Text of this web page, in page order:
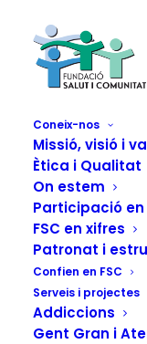
Coneix-nos
Missió, visió i
Ètica i Qualitat
On estem
Participació
FSC en xifres
Patronat i
Confien en FSC
Serveis i projectes
Addiccions
Gent Gran i